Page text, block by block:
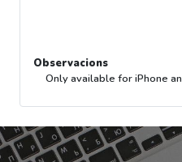
Observacions
Only available for iPhone